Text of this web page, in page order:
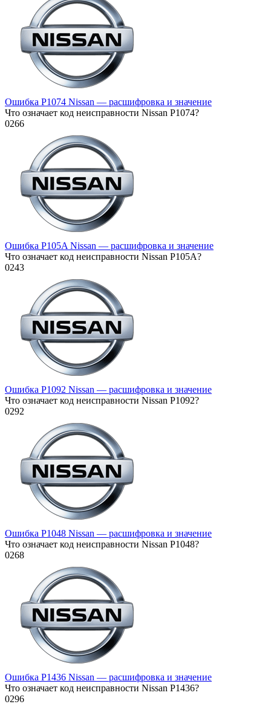
Ошибка P1074 Nissan — расшифровка и значение
Что означает код неисправности Nissan P1074?
0266
Ошибка P105A Nissan — расшифровка и значение
Что означает код неисправности Nissan P105A?
0243
Ошибка P1092 Nissan — расшифровка и значение
Что означает код неисправности Nissan P1092?
0292
Ошибка P1048 Nissan — расшифровка и значение
Что означает код неисправности Nissan P1048?
0268
Ошибка P1436 Nissan — расшифровка и значение
Что означает код неисправности Nissan P1436?
0296